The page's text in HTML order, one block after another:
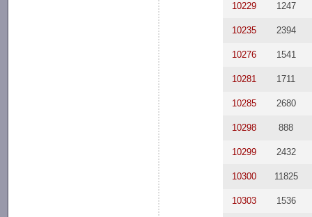
10229 1247
10235 2394
10276 1541
10281 1711
10285 2680
10298 888
10299 2432
10300 11825
10303 1536